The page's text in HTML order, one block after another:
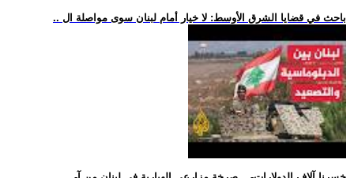
.. باحث في قضايا الشرق الأوسط: لا خيار أمام لبنان سوى مواصلة ال